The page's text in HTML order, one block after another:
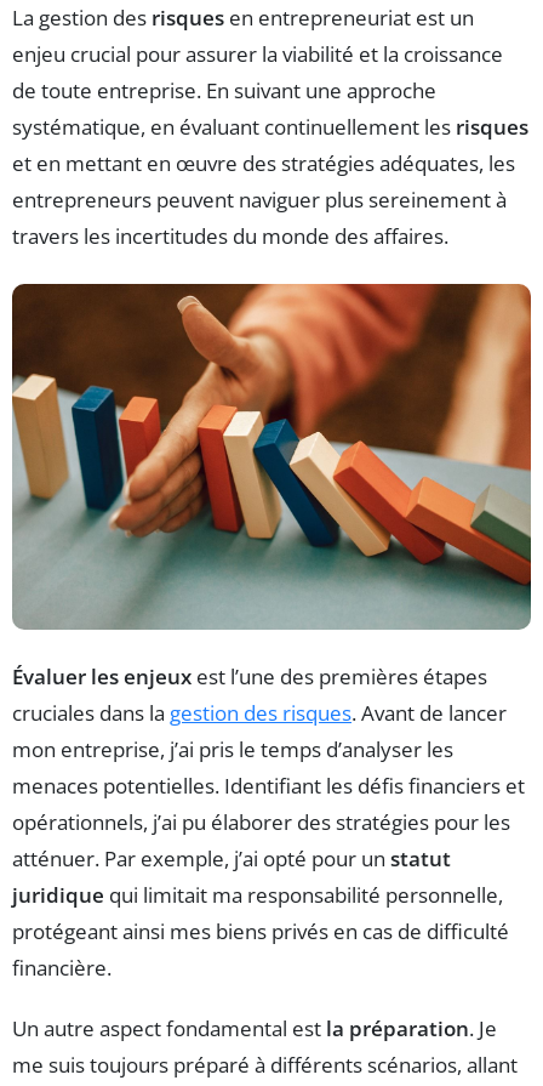
La gestion des risques en entrepreneuriat est un
enjeu crucial pour assurer la viabilité et la croissance
de toute entreprise. En suivant une approche
systématique, en évaluant continuellement les risques
et en mettant en œuvre des stratégies adéquates, les
entrepreneurs peuvent naviguer plus sereinement à
travers les incertitudes du monde des affaires.
Évaluer les enjeux est l’une des premières étapes
cruciales dans la gestion des risques. Avant de lancer
mon entreprise, j’ai pris le temps d’analyser les
menaces potentielles. Identifiant les défis financiers et
opérationnels, j’ai pu élaborer des stratégies pour les
atténuer. Par exemple, j’ai opté pour un statut
juridique qui limitait ma responsabilité personnelle,
protégeant ainsi mes biens privés en cas de difficulté
financière.
Un autre aspect fondamental est la préparation. Je
me suis toujours préparé à différents scénarios, allant